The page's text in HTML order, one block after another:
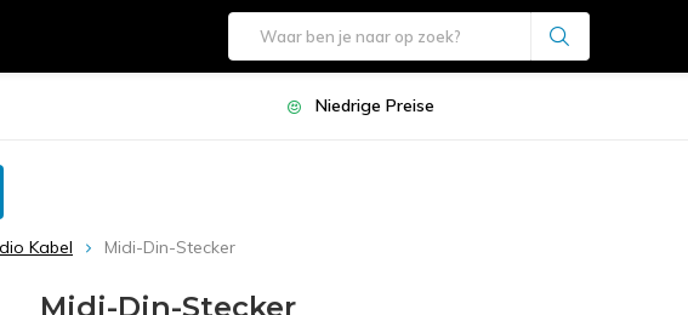
Niedrige Preise
Kabel Midi-Din-Stecker
Midi-Din-Stecker